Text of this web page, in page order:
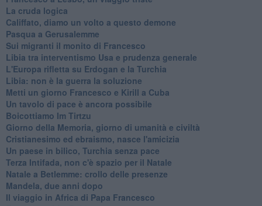
La cruda logica
Califfato, diamo un volto a questo demone
Pasqua a Gerusalemme
Sui migranti il monito di Francesco
Libia tra interventismo Usa e prudenza generale
L'Europa rifletta su Erdogan e la Turchia
Libia: non è la guerra la soluzione
Metti un giorno Francesco e Kirill a Cuba
Un tavolo di pace è ancora possibile
Boicottiamo Im Tirtzu
Giorno della Memoria, giorno di umanità e civiltà
Cristianesimo ed ebraismo, nasce l'amicizia
Un paese in bilico, Turchia senza pace
Terza Intifada, non c'è spazio per il Natale
Natale a Betlemme: crollo delle presenze
Mandela, due anni dopo
Il viaggio in Africa di Papa Francesco